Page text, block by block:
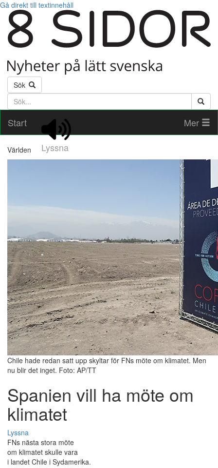
Gå direkt till textinnehåll
Sök
Söktext
Start
Lyssna
Mer
Världen
Chile hade redan satt upp skyltar för FNs möte om klimatet. Men
nu blir det inget. Foto: AP/TT
Spanien vill ha möte om
klimatet
Lyssna
FNs nästa stora möte
om klimatet skulle vara
i landet Chile i Sydamerika.